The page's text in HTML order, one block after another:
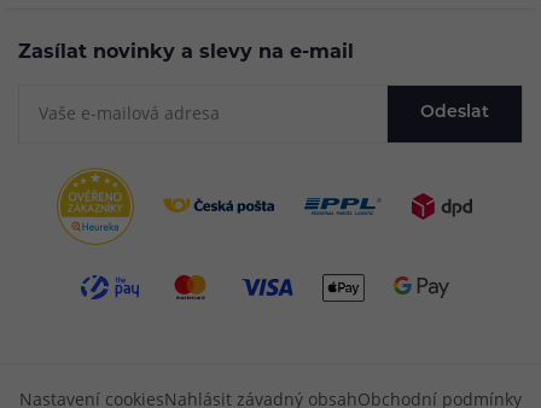
Zasílat novinky a slevy na e-mail
Odeslat
Nastavení cookiesNahlásit závadný obsahObchodní podmínky